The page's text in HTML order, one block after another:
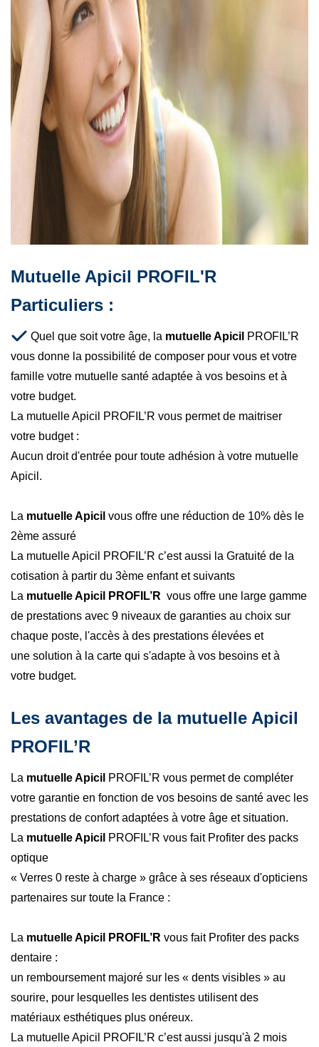
Mutuelle Apicil PROFIL'R
Particuliers :
Quel que soit votre âge, la mutuelle Apicil PROFIL’R
vous donne la possibilité de composer pour vous et votre
famille votre mutuelle santé adaptée à vos besoins et à
votre budget.
La mutuelle Apicil PROFIL’R vous permet de maitriser
votre budget :
Aucun droit d'entrée pour toute adhésion à votre mutuelle
Apicil.
La mutuelle Apicil vous offre une réduction de 10% dès le
2ème assuré
La mutuelle Apicil PROFIL’R c’est aussi la Gratuité de la
cotisation à partir du 3ème enfant et suivants
La mutuelle Apicil PROFIL’R vous offre une large gamme
de prestations avec 9 niveaux de garanties au choix sur
chaque poste, l'accès à des prestations élevées et
une solution à la carte qui s'adapte à vos besoins et à
votre budget.
Les avantages de la mutuelle Apicil
PROFIL’R
La mutuelle Apicil PROFIL’R vous permet de compléter
votre garantie en fonction de vos besoins de santé avec les
prestations de confort adaptées à votre âge et situation.
La mutuelle Apicil PROFIL’R vous fait Profiter des packs
optique
« Verres 0 reste à charge » grâce à ses réseaux d'opticiens
partenaires sur toute la France :
La mutuelle Apicil PROFIL’R vous fait Profiter des packs
dentaire :
un remboursement majoré sur les « dents visibles » au
sourire, pour lesquelles les dentistes utilisent des
matériaux esthétiques plus onéreux.
La mutuelle Apicil PROFIL’R c’est aussi jusqu'à 2 mois